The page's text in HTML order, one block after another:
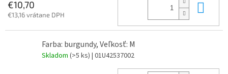
€10,70
€13,16 vrátane DPH
Farba: burgundy, Veľkosť: M
Skladom (>5 ks) | 01U42537002